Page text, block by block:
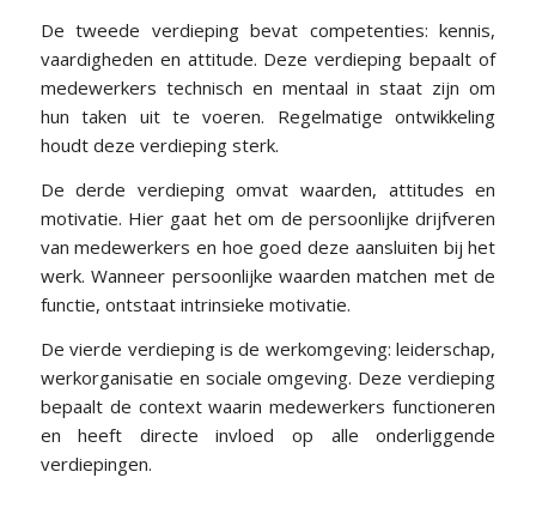
De tweede verdieping bevat competenties: kennis,
vaardigheden en attitude. Deze verdieping bepaalt of
medewerkers technisch en mentaal in staat zijn om
hun taken uit te voeren. Regelmatige ontwikkeling
houdt deze verdieping sterk.
De derde verdieping omvat waarden, attitudes en
motivatie. Hier gaat het om de persoonlijke drijfveren
van medewerkers en hoe goed deze aansluiten bij het
werk. Wanneer persoonlijke waarden matchen met de
functie, ontstaat intrinsieke motivatie.
De vierde verdieping is de werkomgeving: leiderschap,
werkorganisatie en sociale omgeving. Deze verdieping
bepaalt de context waarin medewerkers functioneren
en heeft directe invloed op alle onderliggende
verdiepingen.